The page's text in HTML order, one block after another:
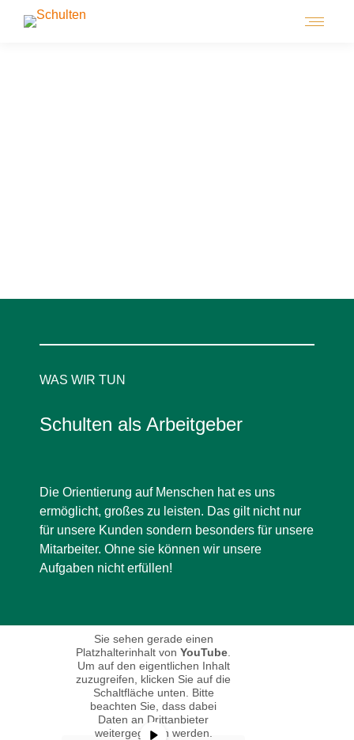
WAS WIR TUN
Schulten als Arbeitgeber
Die Orientierung auf Menschen hat es uns
ermöglicht, großes zu leisten. Das gilt nicht nur
für unsere Kunden sondern besonders für unsere
Mitarbeiter. Ohne sie können wir unsere
Aufgaben nicht erfüllen!
Sie sehen gerade einen
Platzhalterinhalt von YouTube
Um auf den eigentlichen Inhalt
zuzugreifen, klicken Sie auf die
Schaltfläche unten. Bitte
beachten Sie, dass dabei
Daten an Drittanbieter
weitergegeben werden.